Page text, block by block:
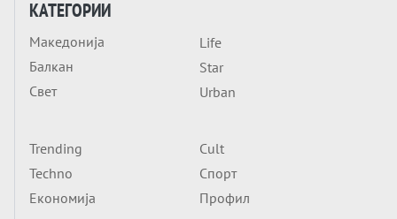
трикови што го соборија ЕНРОН ги
применуваат гигантите за ВИ
Вечер тема
ОД ШАХЕД ДО СВЕТСКА ВОЈНА?
Обвинувањето кон Русија го поврзува
КАТЕГОРИИ
Македонија
Балкан
Свет
Life
Star
Urban
Trending
Techno
Економија
Cult
Спорт
Профил